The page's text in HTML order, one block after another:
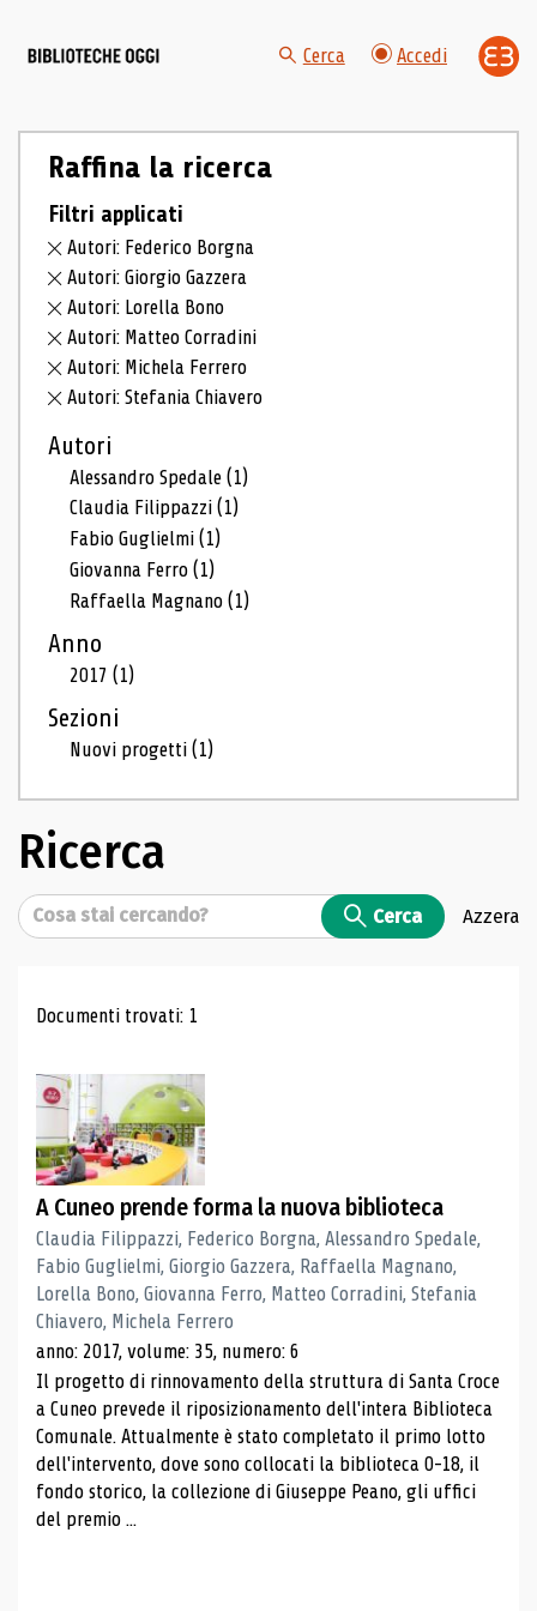
Cerca Accedi
Raffina la ricerca
Filtri applicati
Autori: Federico Borgna
Autori: Giorgio Gazzera
Autori: Lorella Bono
Autori: Matteo Corradini
Autori: Michela Ferrero
Autori: Stefania Chiavero
Autori
Alessandro Spedale(1)
Claudia Filippazzi(1)
Fabio Guglielmi(1)
Giovanna Ferro(1)
Raffaella Magnano(1)
Anno
2017(1)
Sezioni
Nuovi progetti(1)
Ricerca
Cerca Cerca Azzera
Risultati di ricerca
Documenti trovati: 1
A Cuneo prende forma la nuova biblioteca
Claudia Filippazzi, Federico Borgna, Alessandro Spedale,
Fabio Guglielmi, Giorgio Gazzera, Raffaella Magnano,
Lorella Bono, Giovanna Ferro, Matteo Corradini, Stefania
Chiavero, Michela Ferrero
anno: 2017, volume: 35, numero: 6
Il progetto di rinnovamento della struttura di Santa Croce
a Cuneo prevede il riposizionamento dell'intera Biblioteca
Comunale. Attualmente è stato completato il primo lotto
dell'intervento, dove sono collocati la biblioteca 0-18, il
fondo storico, la collezione di Giuseppe Peano, gli uffici
del premio ...